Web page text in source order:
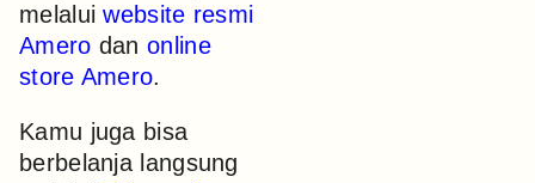
melaluiwebsite resmi
Amero dan online
store Amero.
Kamu juga bisa
berbelanja langsung